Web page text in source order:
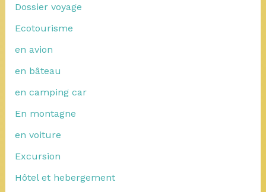
Dossier voyage
Ecotourisme
en avion
en bâteau
en camping car
En montagne
en voiture
Excursion
Hôtel et hebergement